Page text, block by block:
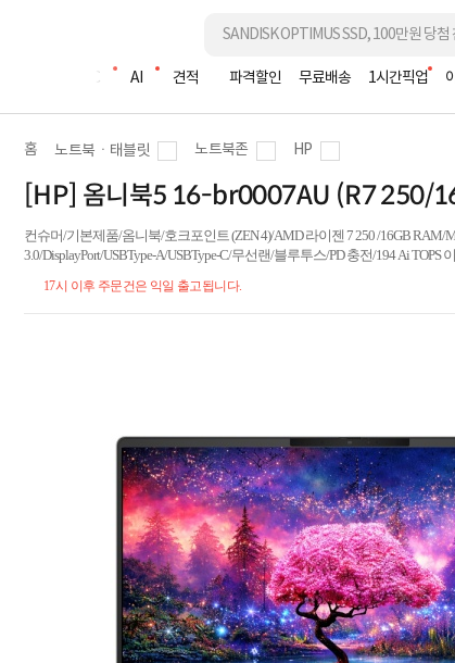
조립PC AI 견적 파격할인 무료배송 1시간픽업
홈 노트북ㆍ태블릿 노트북존 HP
[HP] 옴니북5 16-br0007AU (R7 250/
컨슈머/기본제품/옴니북/호크포인트 (ZEN 4)/AMD 라이젠 7 250 /16GB RAM/
3.0/DisplayPort/USBType-A/USBType-C/무선랜/블루투스/PD 충전/194 Ai TOPS
17시 이후 주문건은 익일 출고됩니다.